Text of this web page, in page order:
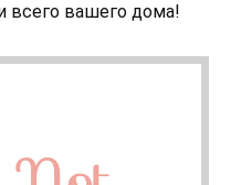
всего вашего дома!